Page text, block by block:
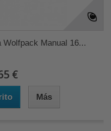
Wolfpack Manual 16...
€
Más